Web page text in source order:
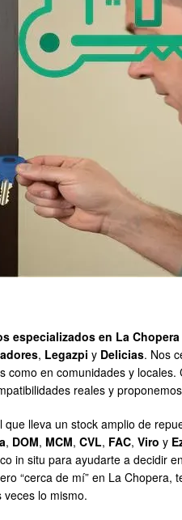
especializados en La
, Legazpi y Delicias. Nos
como en comunidades y
reales y
lleva un stock amplio de
, DOM, MCM, CVL, FAC, Viro y
in situ para ayudarte a decidir
“cerca de mí” en La
lo mismo.